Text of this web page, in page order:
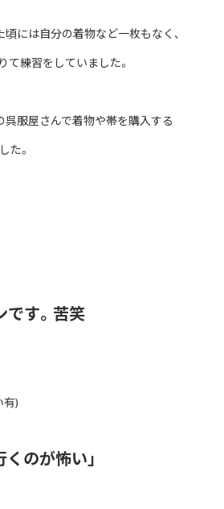
頃には自分の着物など一枚もなく、
て練習をしていました。
呉服屋さんで着物や帯を購入する
た。
です。苦笑
有)
くのが怖い｣